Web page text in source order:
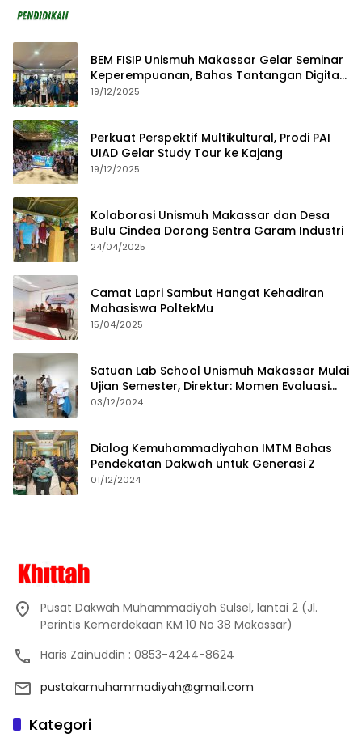
BEM FISIP Unismuh Makassar Gelar Seminar
Keperempuanan, Bahas Tantangan Digital
dan Budaya Lokal
19/12/2025
Perkuat Perspektif Multikultural, Prodi PAI
UIAD Gelar Study Tour ke Kajang
19/12/2025
Kolaborasi Unismuh Makassar dan Desa
Bulu Cindea Dorong Sentra Garam Industri
24/04/2025
Camat Lapri Sambut Hangat Kehadiran
Mahasiswa PoltekMu
15/04/2025
Satuan Lab School Unismuh Makassar Mulai
Ujian Semester, Direktur: Momen Evaluasi
Proses Pembelajaran
03/12/2024
Dialog Kemuhammadiyahan IMTM Bahas
Pendekatan Dakwah untuk Generasi Z
01/12/2024
Pusat Dakwah Muhammadiyah Sulsel, lantai 2 (Jl.
Perintis Kemerdekaan KM 10 No 38 Makassar)
Haris Zainuddin : 0853-4244-8624
pustakamuhammadiyah@gmail.com
Kategori